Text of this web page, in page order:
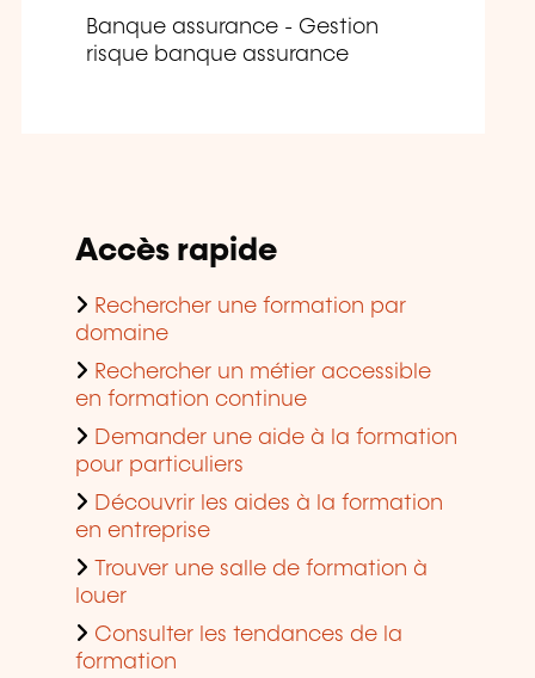
Banque assurance - Gestion
risque banque assurance
Accès rapide
Rechercher une formation par
domaine
Rechercher un métier accessible
en formation continue
Demander une aide à la formation
pour particuliers
Découvrir les aides à la formation
en entreprise
Trouver une salle de formation à
louer
Consulter les tendances de la
formation